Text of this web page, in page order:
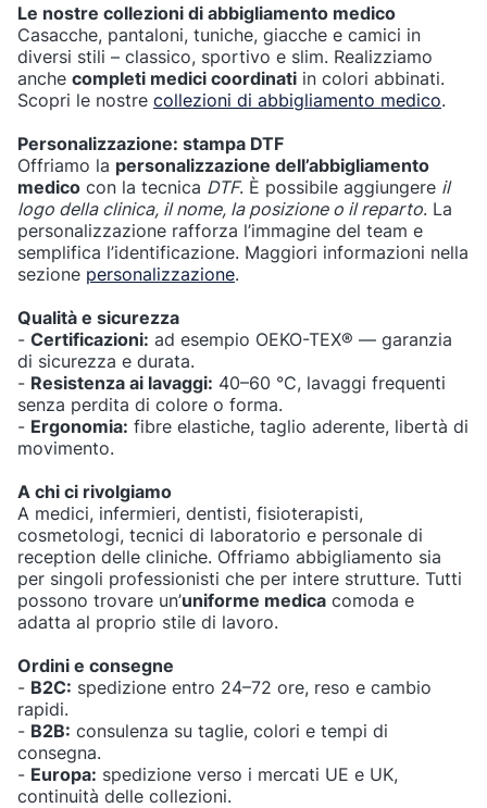
Le nostre collezioni di abbigliamento medico
Casacche, pantaloni, tuniche, giacche e camici in
diversi stili – classico, sportivo e slim. Realizziamo
anche completi medici coordinati in colori abbinati.
Scopri le nostre collezioni di abbigliamento medico.
Personalizzazione: stampa DTF
Offriamo la personalizzazione dell’abbigliamento
medico con la tecnica DTF. È possibile aggiungere il
logo della clinica, il nome, la posizione o il reparto. La
personalizzazione rafforza l’immagine del team e
semplifica l’identificazione. Maggiori informazioni nella
sezione personalizzazione.
Qualità e sicurezza
- Certificazioni: ad esempio OEKO-TEX® — garanzia
di sicurezza e durata.
- Resistenza ai lavaggi: 40–60 °C, lavaggi frequenti
senza perdita di colore o forma.
- Ergonomia: fibre elastiche, taglio aderente, libertà di
movimento.
A chi ci rivolgiamo
A medici, infermieri, dentisti, fisioterapisti,
cosmetologi, tecnici di laboratorio e personale di
reception delle cliniche. Offriamo abbigliamento sia
per singoli professionisti che per intere strutture. Tutti
possono trovare un’uniforme medica comoda e
adatta al proprio stile di lavoro.
Ordini e consegne
- B2C: spedizione entro 24–72 ore, reso e cambio
rapidi.
- B2B: consulenza su taglie, colori e tempi di
consegna.
- Europa: spedizione verso i mercati UE e UK,
continuità delle collezioni.